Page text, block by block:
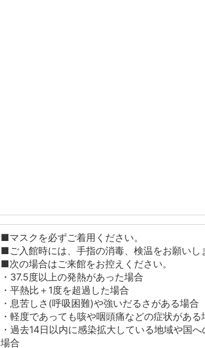
■マスクを必ずご着用ください。
■ご入館時には、手指の消毒、検温をお願いし
■次の場合はご来館をお控えください。
・37.5度以上の発熱があった場合
・平熱比＋1度を超過した場合
・息苦しさ(呼吸困難)や強いだるさがある場合
・軽度であっても咳や咽頭痛などの症状がある
・過去14日以内に感染拡大している地域や国
場合